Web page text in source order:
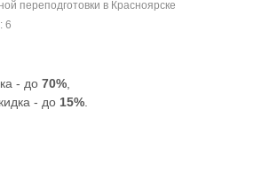
переподготовки в Красноярске
6
- до 70%
- до 15%